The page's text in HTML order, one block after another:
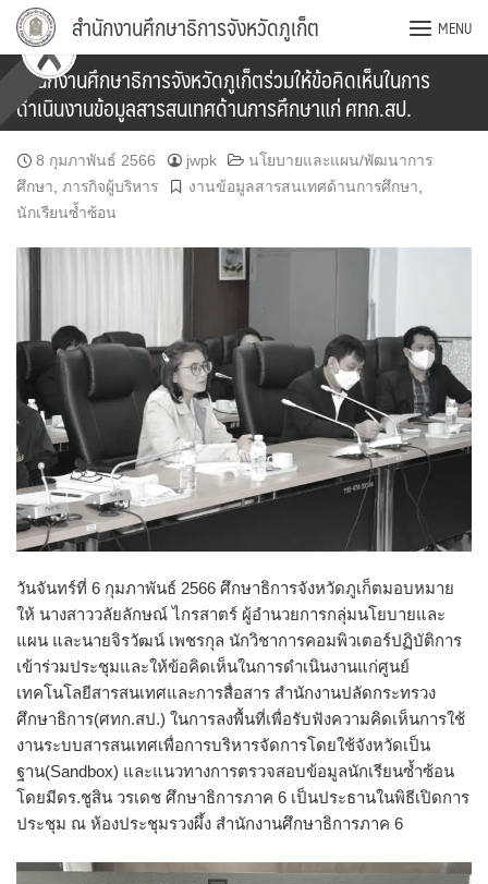
Skip
content
สำนักงานศึกษาธิการจังหวัดภูเก็ต MENU
สำนักงานศึกษาธิการจังหวัดภูเก็ตร่วมให้ข้อคิดเห็นในการ
ดำเนินงานข้อมูลสารสนเทศด้านการศึกษาแก่ ศทก.สป.
8 กุมภาพันธ์ 2566 jwpk
นโยบายและแผน/พัฒนาการ
ศึกษา ภารกิจผู้บริหาร งานข้อมูลสารสนเทศด้านการศึกษา
นักเรียนซ้ำซ้อน
วันจันทร์ที่ 6 กุมภาพันธ์ 2566 ศึกษาธิการจังหวัดภูเก็ตมอบหมาย
ให้ นางสาววลัยลักษณ์ ไกรสาตร์ ผู้อำนวยการกลุ่มนโยบายและ
แผน และนายจิรวัฒน์ เพชรกุล นักวิชาการคอมพิวเตอร์ปฏิบัติการ
เข้าร่วมประชุมและให้ข้อคิดเห็นในการดำเนินงานแก่ศูนย์
เทคโนโลยีสารสนเทศและการสื่อสาร สำนักงานปลัดกระทรวง
ศึกษาธิการ(ศทก.สป.) ในการลงพื้นที่เพื่อรับฟังความคิดเห็นการใช้
งานระบบสารสนเทศเพื่อการบริหารจัดการโดยใช้จังหวัดเป็น
ฐาน(Sandbox) และแนวทางการตรวจสอบข้อมูลนักเรียนซ้ำซ้อน
โดยมีดร.ชูสิน วรเดช ศึกษาธิการภาค 6 เป็นประธานในพิธีเปิดการ
ประชุม ณ ห้องประชุมรวงผึ้ง สำนักงานศึกษาธิการภาค 6